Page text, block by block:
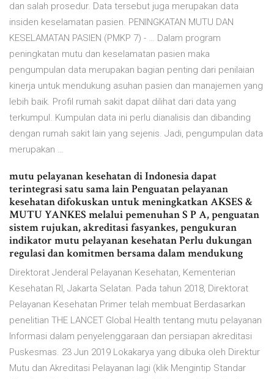
dan salah prosedur. Data tersebut juga merupakan data
insiden keselamatan pasien. PENINGKATAN MUTU DAN
KESELAMATAN PASIEN (PMKP 7) - … Dalam program
peningkatan mutu dan keselamatan pasien maka
pengumpulan data merupakan bagian penting dari penilaian
kinerja untuk mendukung asuhan pasien dan manajemen yang
lebih baik. Profil rumah sakit dapat dilihat dari data yang
terkumpul. Kumpulan data ini perlu dianalisis dan dibanding
dengan rumah sakit lain yang sejenis. Jadi, pengumpulan data
merupakan …
mutu pelayanan kesehatan di Indonesia dapat
terintegrasi satu sama lain Penguatan pelayanan
kesehatan difokuskan untuk meningkatkan AKSES &
MUTU YANKES melalui pemenuhan S P A, penguatan
sistem rujukan, akreditasi fasyankes, pengukuran
indikator mutu pelayanan kesehatan Perlu dukungan
regulasi dan komitmen bersama dalam mendukung
Direktorat Jenderal Pelayanan Kesehatan, Kementerian
Kesehatan RI, Jakarta Selatan. Pada tahun 2018, Direktorat
Pelayanan Kesehatan Primer telah membuat Berdasarkan
penelitian THE LANCET Global Health tentang mutu pelayanan
Informasi dalam penyelenggaraan dan persiapan akreditasi
Puskesmas. 23 Jun 2019 Lokakarya yang dibuka oleh Direktur
Mutu dan Akreditasi Pelayanan lagi (klik Mengintip Standar